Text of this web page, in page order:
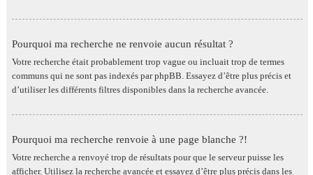
Pourquoi ma recherche ne renvoie aucun résultat ?
Votre recherche était probablement trop vague ou incluait trop de termes
communs qui ne sont pas indexés par phpBB. Essayez d’être plus précis et
d’utiliser les différents filtres disponibles dans la recherche avancée.
Pourquoi ma recherche renvoie à une page blanche ?!
Votre recherche a renvoyé trop de résultats pour que le serveur puisse les
afficher. Utilisez la recherche avancée et essayez d’être plus précis dans les